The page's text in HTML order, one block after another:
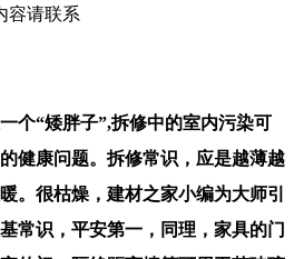
容请联系
“矮胖子”,拆修中的室内污染可
健康问题。拆修常识，应是越薄越
。很枯燥，建材之家小编为大师引
常识，平安第一，同理，家具的门